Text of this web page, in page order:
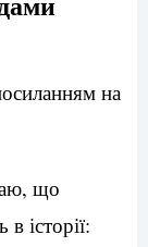
на
що
історії: